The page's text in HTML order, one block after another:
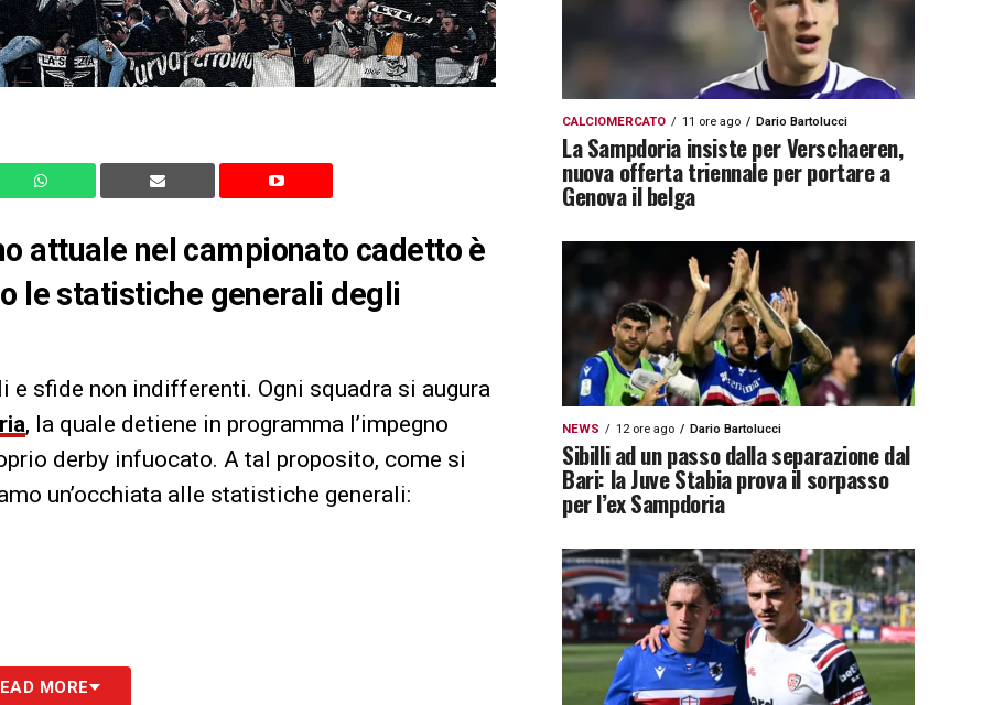
attuale nel campionato cadetto è
le statistiche generali degli
sfide non indifferenti. Ogni squadra si augura
, la quale detiene in programma l’impegno
derby infuocato. A tal proposito, come si
un’occhiata alle statistiche generali:
MORE
CALCIOMERCATO 11 ore ago Dario Bartolucci
La Sampdoria insiste per Verschaeren,
nuova offerta triennale per portare a
Genova il belga
NEWS 12 ore ago Dario Bartolucci
Sibilli ad un passo dalla separazione dal
Bari: la Juve Stabia prova il sorpasso
per l’ex Sampdoria